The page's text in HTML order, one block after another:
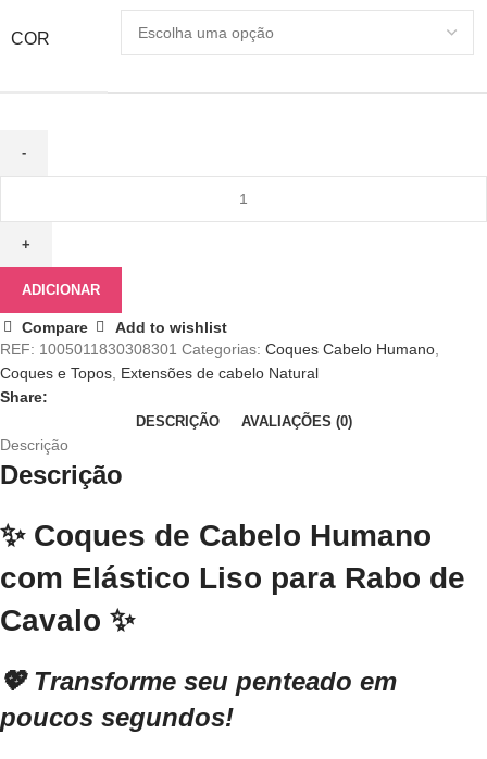
COR
ADICIONAR
Compare
Add to wishlist
REF: 1005011830308301 Categorias: Coques Cabelo Humano,
Coques e Topos, Extensões de cabelo Natural
Share:
DESCRIÇÃO AVALIAÇÕES (0)
Descrição
Descrição
✨ Coques de Cabelo Humano
com Elástico Liso para Rabo de
Cavalo ✨
💖 Transforme seu penteado em
poucos segundos!